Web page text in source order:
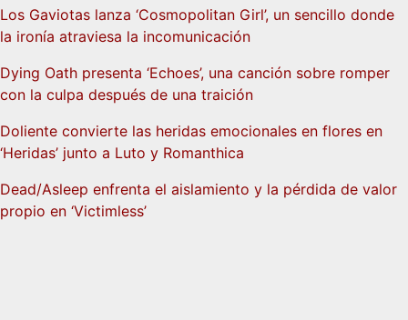
Los Gaviotas lanza ‘Cosmopolitan Girl’, un sencillo donde
la ironía atraviesa la incomunicación
Dying Oath presenta ‘Echoes’, una canción sobre romper
con la culpa después de una traición
Doliente convierte las heridas emocionales en flores en
‘Heridas’ junto a Luto y Romanthica
Dead/Asleep enfrenta el aislamiento y la pérdida de valor
propio en ‘Victimless’